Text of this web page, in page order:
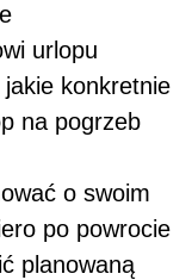
urlopu
konkretnie
na pogrzeb
o swoim
po powrocie
planowaną